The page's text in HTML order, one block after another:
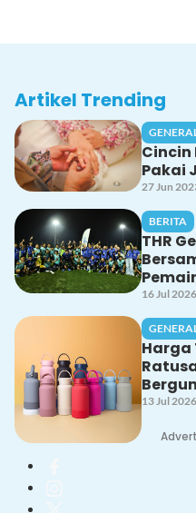
Artikel Trending
Cincin
Pakai
27 Jun
BERITA
THR
16 Jul
Harga
Tak
13 Jul